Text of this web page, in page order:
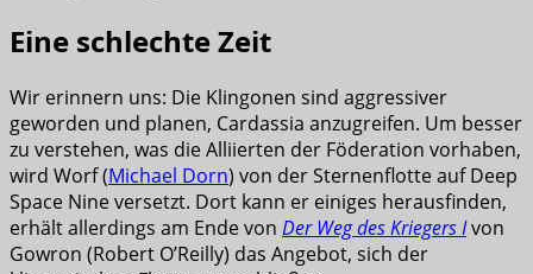
Eine schlechte Zeit
Wir erinnern uns: Die Klingonen sind aggressiver
geworden und planen, Cardassia anzugreifen. Um besser
zu verstehen, was die Alliierten der Föderation vorhaben,
wird Worf (Michael Dorn) von der Sternenflotte auf Deep
Space Nine versetzt. Dort kann er einiges herausfinden,
erhält allerdings am Ende von Der Weg des Kriegers Ivon
Gowron (Robert O’Reilly) das Angebot, sich der